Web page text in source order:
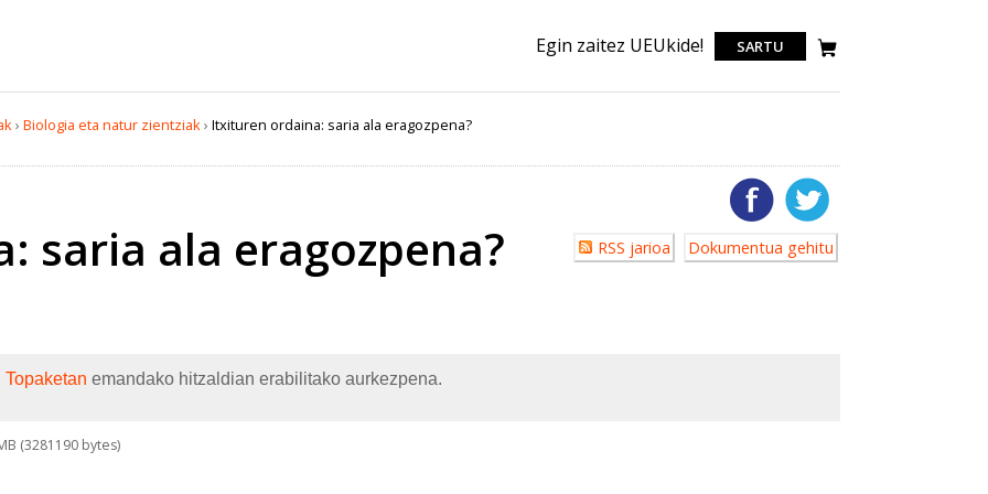
Egin zaitez UEUkide! SARTU
› Biologia eta natur zientziak› Itxituren ordaina: saria ala eragozpena?
Erabiltzailearen
akzioak
RSS jarioa Dokumentua gehitu
saria ala eragozpena?
emandako hitzaldian erabilitako aurkezpena.
(3281190 bytes)